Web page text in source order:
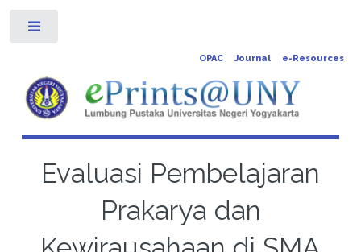
OPAC Journal e-Resources
Evaluasi Pembelajaran
Prakarya dan